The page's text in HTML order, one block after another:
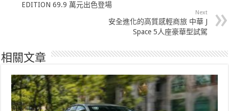
EDITION 69.9 萬元出色登場
Next
安全進化的高質感輕商旅 中華 J
Space 5人座豪華型試駕
相關文章